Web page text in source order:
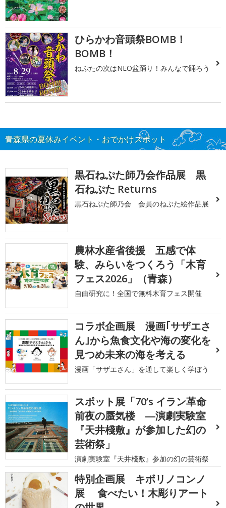
ひらかわ音頭祭BOMB！
BOMB！
ねぷたの次はNEO盆踊り！みんなで踊ろう
青森県の夏休みイベント・おでかけスポット
黒石ねぷた師乃会作品展 黒
石ねぷた Returns
黒石ねぷた師乃会 会員のねぷた絵作品展
農林水産省後援 五感で体
験、みらいをつくろう「木育
フェス2026」（青森）
自由研究に！全国で無料木育フェス開催
コラボ企画展 漫画｢サザエさ
ん｣から魚食文化や海の変化を
見つめ未来の海を考える
漫画「サザエさん」を通して楽しく学ぼう
スポット展「70’s イラン革命
前夜の蜃気楼 ―演劇実験室
『天井棧敷』が参加した幻の
芸術祭」
演劇実験室『天井棧敷』参加の幻の芸術祭
特別企画展 キボリノコンノ
展 食べたい！木彫りアート